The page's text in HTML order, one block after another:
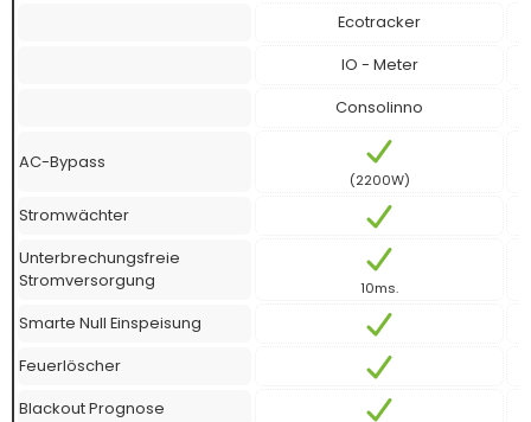
Ecotracker
IO - Meter
Consolinno
AC-Bypass
(2200W)
Stromwächter
Unterbrechungsfreie
Stromversorgung
10ms.
Smarte Null Einspeisung
Feuerlöscher
Blackout Prognose